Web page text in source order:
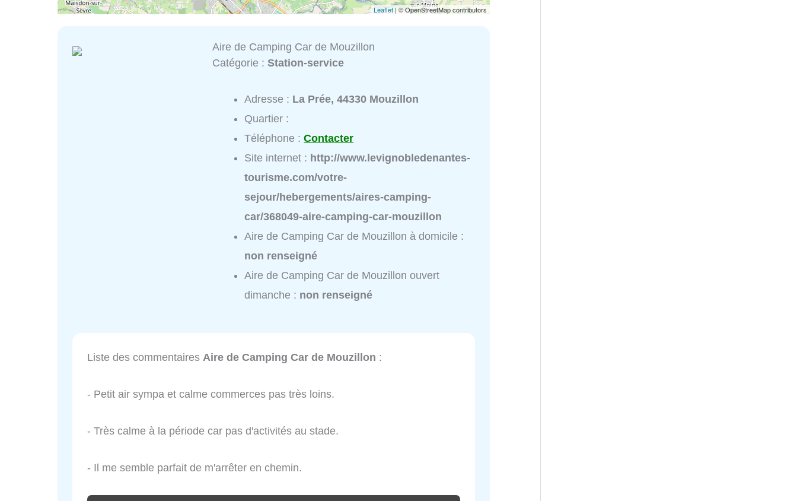
Leaflet| © OpenStreetMap contributors
Aire de Camping Car de Mouzillon
Catégorie :Station-service
Adresse : La Prée, 44330 Mouzillon
Quartier :
Téléphone :Contacter
Site internet : http://www.levignobledenantes-
tourisme.com/votre-
sejour/hebergements/aires-camping-
car/368049-aire-camping-car-mouzillon
Aire de Camping Car de Mouzillon à domicile :
non renseigné
Aire de Camping Car de Mouzillon ouvert
dimanche : non renseigné
Liste des commentaires Aire de Camping Car de Mouzillon :
- Petit air sympa et calme commerces pas très loins.
- Très calme à la période car pas d'activités au stade.
- Il me semble parfait de m'arrêter en chemin.